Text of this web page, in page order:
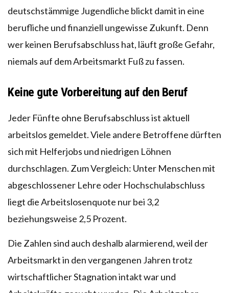
deutschstämmige Jugendliche blickt damit in eine
berufliche und finanziell ungewisse Zukunft. Denn
wer keinen Berufsabschluss hat, läuft große Gefahr,
niemals auf dem Arbeitsmarkt Fuß zu fassen.
Keine gute Vorbereitung auf den Beruf
Jeder Fünfte ohne Berufsabschluss ist aktuell
arbeitslos gemeldet. Viele andere Betroffene dürften
sich mit Helferjobs und niedrigen Löhnen
durchschlagen. Zum Vergleich: Unter Menschen mit
abgeschlossener Lehre oder Hochschulabschluss
liegt die Arbeitslosenquote nur bei 3,2
beziehungsweise 2,5 Prozent.
Die Zahlen sind auch deshalb alarmierend, weil der
Arbeitsmarkt in den vergangenen Jahren trotz
wirtschaftlicher Stagnation intakt war und